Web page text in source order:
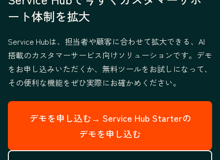
ート体制を拡大
Service Hubは、担当者や顧客に合わせて拡大できる、AI
搭載のカスタマーサービス向けソリューションです。デモ
をお申し込みいただくか、無料ツールをお試しになって、
その便利な機能をぜひ実際にお確かめください。
デモを申し込む→ Service Hub Starterの
デモを申し込む